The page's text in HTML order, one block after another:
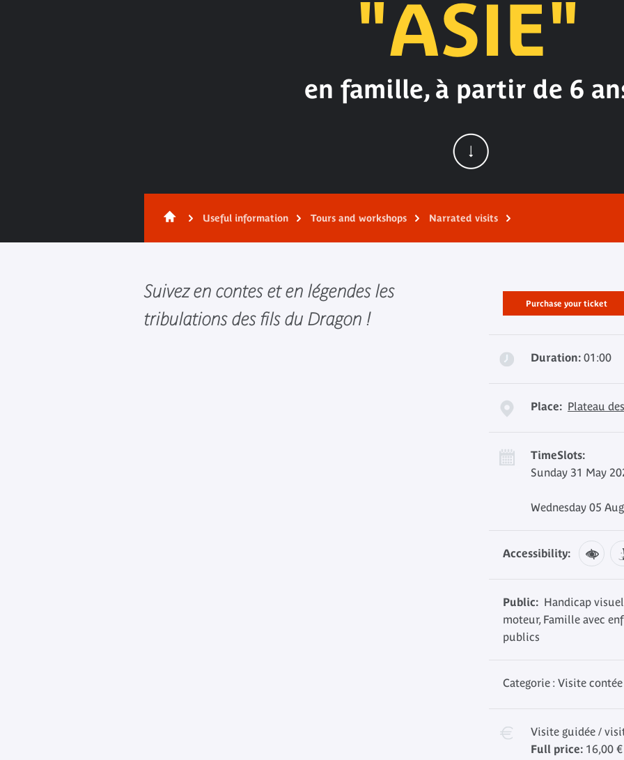
"ASIE"
en famille, à partir de 6
Useful information Tours and workshops Narrated visits
Suivez en contes et en légendes les
tribulations des fils du Dragon !
Purchase your ticket
Duration: 01:00
Place: Plateau
TimeSlots:
Sunday 31 May
Wednesday 05
Accessibility:
Public: Handicap
moteur, Famille avec
publics
Categorie : Visite
Visite guidée /
Full price: 16,00 €